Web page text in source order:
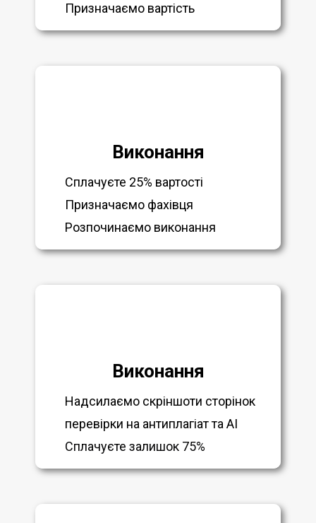
Призначаємо вартість
Виконання
Сплачуєте 25% вартості
Призначаємо фахівця
Розпочинаємо виконання
Виконання
Надсилаємо скріншоти сторінок
перевірки на антиплагіат та AI
Сплачуєте залишок 75%